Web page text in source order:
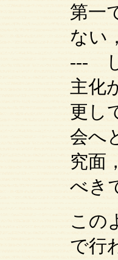
第一
ない
---
主化
更し
会へ
究面
べき
この
で行